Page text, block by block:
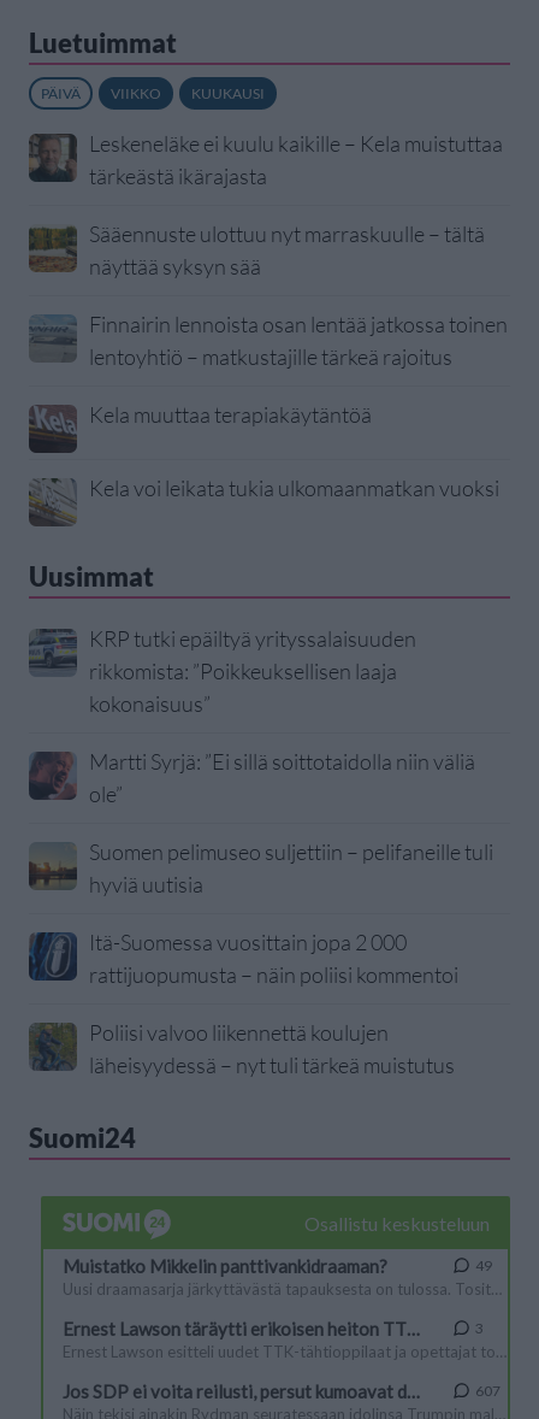
Luetuimmat
PÄIVÄ VIIKKO KUUKAUSI
Leskeneläke ei kuulu kaikille – Kela muistuttaa
tärkeästä ikärajasta
Sääennuste ulottuu nyt marraskuulle – tältä
näyttää syksyn sää
Finnairin lennoista osan lentää jatkossa toinen
lentoyhtiö – matkustajille tärkeä rajoitus
Kela muuttaa terapiakäytäntöä
Kela voi leikata tukia ulkomaanmatkan vuoksi
Uusimmat
KRP tutki epäiltyä yrityssalaisuuden
rikkomista: ”Poikkeuksellisen laaja
kokonaisuus”
Martti Syrjä: ”Ei sillä soittotaidolla niin väliä
ole”
Suomen pelimuseo suljettiin – pelifaneille tuli
hyviä uutisia
Itä-Suomessa vuosittain jopa 2 000
rattijuopumusta – näin poliisi kommentoi
Poliisi valvoo liikennettä koulujen
läheisyydessä – nyt tuli tärkeä muistutus
Suomi24